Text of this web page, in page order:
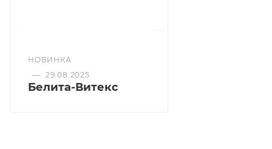
НОВИНКА
— 29.08.2025
Белита-Витекс